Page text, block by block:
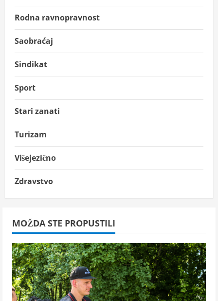
Rodna ravnopravnost
Saobraćaj
Sindikat
Sport
Stari zanati
Turizam
Višejezično
Zdravstvo
MOŽDA STE PROPUSTILI